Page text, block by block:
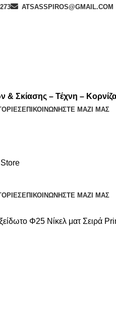
ATSASSPIROS@GMAIL.COM
& Σκίασης – Τέχνη –
ΕΠΙΚΟΙΝΩΝΉΣΤΕ ΜΑΖΊ ΜΑΣ
ΕΠΙΚΟΙΝΩΝΉΣΤΕ ΜΑΖΊ ΜΑΣ